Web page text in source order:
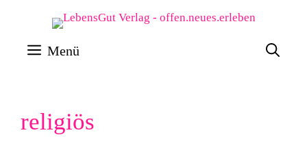
Inhalt
springen
Menü
religiös